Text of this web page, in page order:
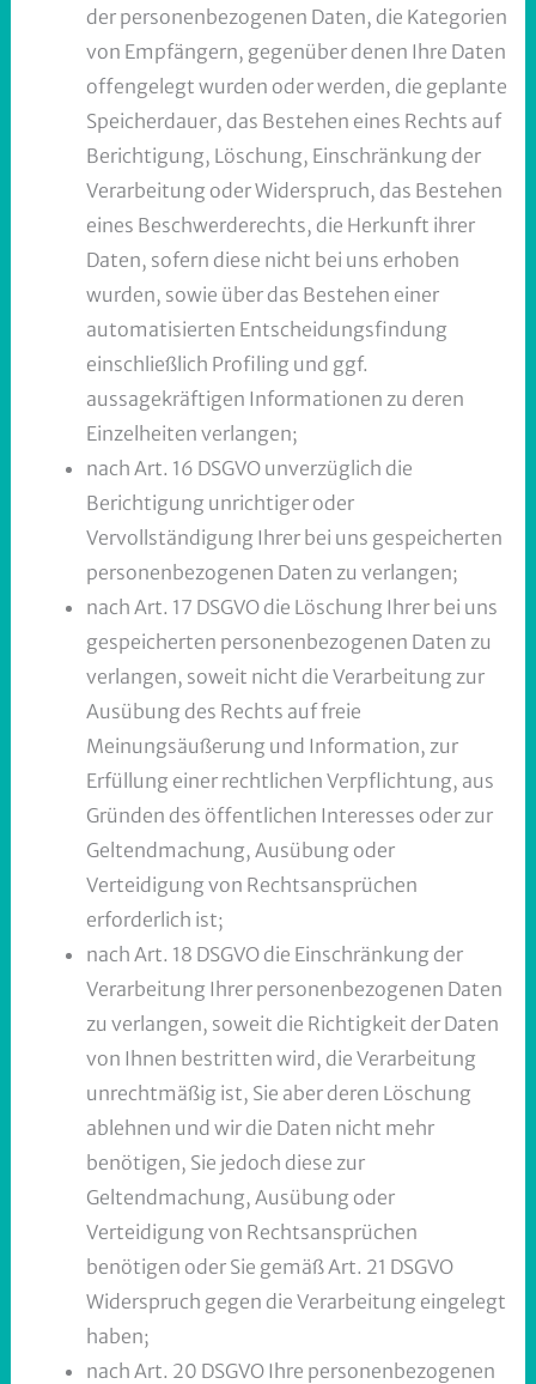
der personenbezogenen Daten, die Kategorien
von Empfängern, gegenüber denen Ihre Daten
offengelegt wurden oder werden, die geplante
Speicherdauer, das Bestehen eines Rechts auf
Berichtigung, Löschung, Einschränkung der
Verarbeitung oder Widerspruch, das Bestehen
eines Beschwerderechts, die Herkunft ihrer
Daten, sofern diese nicht bei uns erhoben
wurden, sowie über das Bestehen einer
automatisierten Entscheidungsfindung
einschließlich Profiling und ggf.
aussagekräftigen Informationen zu deren
Einzelheiten verlangen;
nach Art. 16 DSGVO unverzüglich die
Berichtigung unrichtiger oder
Vervollständigung Ihrer bei uns gespeicherten
personenbezogenen Daten zu verlangen;
nach Art. 17 DSGVO die Löschung Ihrer bei uns
gespeicherten personenbezogenen Daten zu
verlangen, soweit nicht die Verarbeitung zur
Ausübung des Rechts auf freie
Meinungsäußerung und Information, zur
Erfüllung einer rechtlichen Verpflichtung, aus
Gründen des öffentlichen Interesses oder zur
Geltendmachung, Ausübung oder
Verteidigung von Rechtsansprüchen
erforderlich ist;
nach Art. 18 DSGVO die Einschränkung der
Verarbeitung Ihrer personenbezogenen Daten
zu verlangen, soweit die Richtigkeit der Daten
von Ihnen bestritten wird, die Verarbeitung
unrechtmäßig ist, Sie aber deren Löschung
ablehnen und wir die Daten nicht mehr
benötigen, Sie jedoch diese zur
Geltendmachung, Ausübung oder
Verteidigung von Rechtsansprüchen
benötigen oder Sie gemäß Art. 21 DSGVO
Widerspruch gegen die Verarbeitung eingelegt
haben;
nach Art. 20 DSGVO Ihre personenbezogenen